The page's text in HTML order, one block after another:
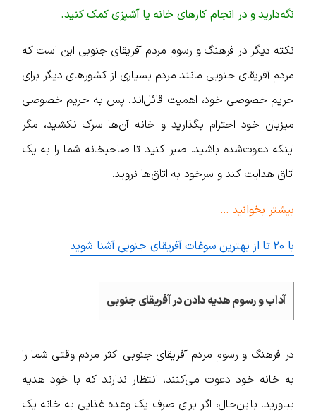
نگه‌دارید و در انجام کارهای خانه یا آشپزی کمک کنید.
نکته دیگر در فرهنگ و رسوم مردم آفریقای جنوبی این است که
مردم آفریقای جنوبی مانند مردم بسیاری از کشورهای دیگر برای
حریم خصوصی خود، اهمیت قائل‌اند. پس به حریم خصوصی
میزبان خود احترام بگذارید و خانه آن‌ها سرک نکشید، مگر
اینکه دعوت‌شده باشید. صبر کنید تا صاحبخانه شما را به یک
اتاق هدایت کند و سرخود به اتاق‌ها نروید.
بیشتر بخوانید …
با ۲۰ تا از بهترین سوغات آفریقای جنوبی آشنا شوید
آداب و رسوم هدیه دادن در آفریقای جنوبی
در فرهنگ و رسوم مردم آفریقای جنوبی اکثر مردم وقتی شما را
به خانه خود دعوت می‌کنند، انتظار ندارند که با خود هدیه
بیاورید. بااین‌حال، اگر برای صرف یک وعده غذایی به خانه یک